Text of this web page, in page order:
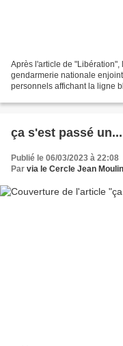
Après l'article de
gendarmerie nationale
personnels affichant la ligne
ça s'est passé
Publié le 06/03/2023 à 22:08
Par via le Cercle Jean Moulin